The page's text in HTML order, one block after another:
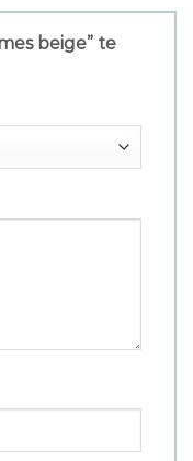
beige” te